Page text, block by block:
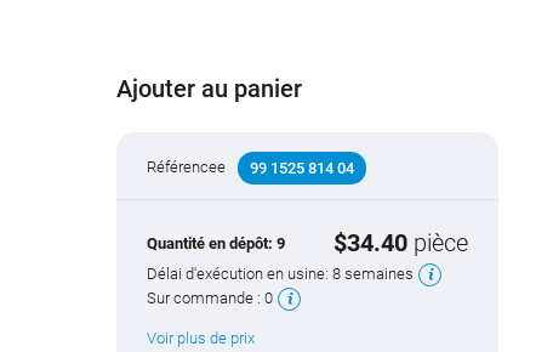
Ajouter au panier
Référencee 99 1525 814 04
Quantité en dépôt:9 $34.40pièce
Délai d'exécution en usine:8 semaines
Sur commande :0
Voir plus de prix